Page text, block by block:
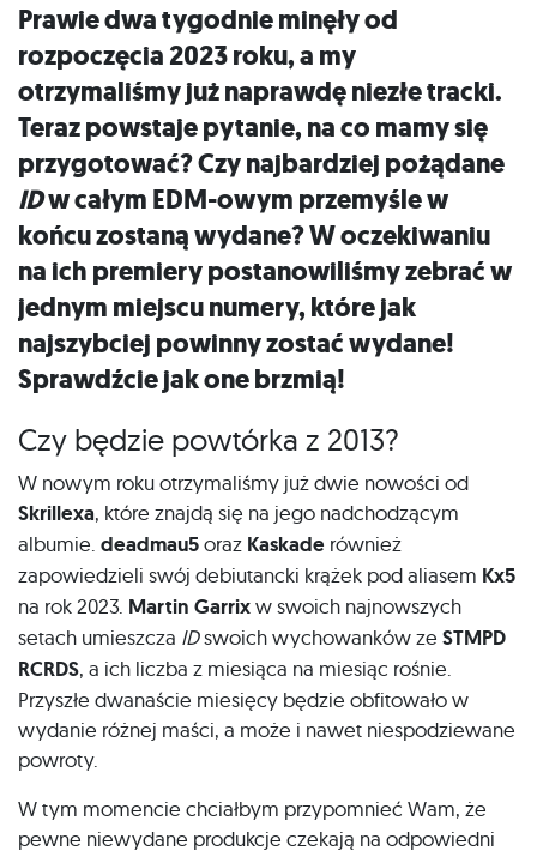
Prawie dwa tygodnie minęły od
rozpoczęcia 2023 roku, a my
otrzymaliśmy już naprawdę niezłe tracki.
Teraz powstaje pytanie, na co mamy się
przygotować? Czy najbardziej pożądane
IDw całym EDM-owym przemyśle w
końcu zostaną wydane? W oczekiwaniu
na ich premiery postanowiliśmy zebrać w
jednym miejscu numery, które jak
najszybciej powinny zostać wydane!
Sprawdźcie jak one brzmią!
Czy będzie powtórka z 2013?
W nowym roku otrzymaliśmy już dwie nowości od
Skrillexa, które znajdą się na jego nadchodzącym
albumie. deadmau5oraz Kaskade również
zapowiedzieli swój debiutancki krążek pod aliasem Kx5
na rok 2023. Martin Garrixw swoich najnowszych
setach umieszcza IDswoich wychowanków ze STMPD
RCRDS, a ich liczba z miesiąca na miesiąc rośnie.
Przyszłe dwanaście miesięcy będzie obfitowało w
wydanie różnej maści, a może i nawet niespodziewane
powroty.
W tym momencie chciałbym przypomnieć Wam, że
pewne niewydane produkcje czekają na odpowiedni